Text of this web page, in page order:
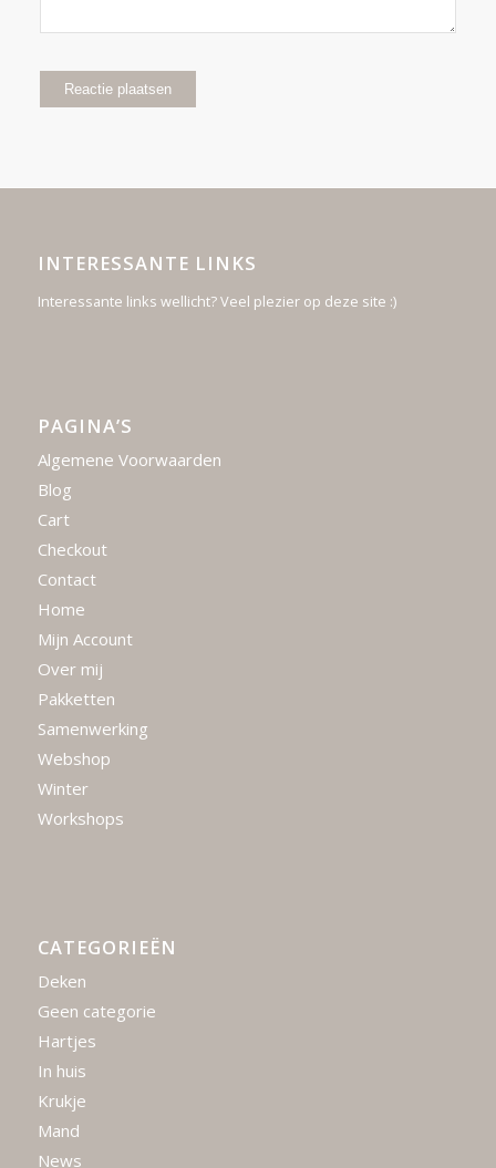
INTERESSANTE LINKS
Interessante links wellicht? Veel plezier op deze site :)
PAGINA’S
Algemene Voorwaarden
Blog
Cart
Checkout
Contact
Home
Mijn Account
Over mij
Pakketten
Samenwerking
Webshop
Winter
Workshops
CATEGORIEËN
Deken
Geen categorie
Hartjes
In huis
Krukje
Mand
News